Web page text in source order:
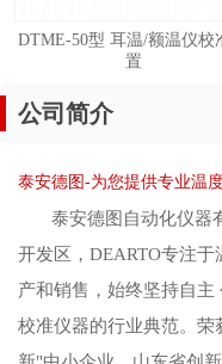
DTME-50型 耳温/额温仪校
置
公司简介
泰安德图-为您提供专业温
泰安德图自动化仪器
开发区，DEARTO专注
产和销售，始终坚持自
校准仪器的行业典范。荣